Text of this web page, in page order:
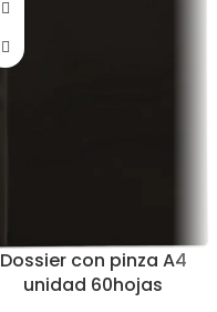
Dossier con pinza A4
unidad 60hojas